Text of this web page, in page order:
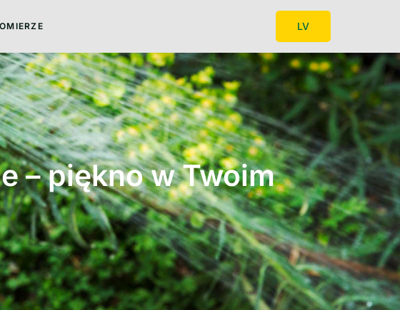
LV
– piękno w Twoim